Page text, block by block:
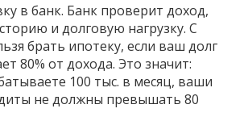
в банк. Банк проверит доход,
и долговую нагрузку. С
брать ипотеку, если ваш долг
80% от дохода. Это значит:
100 тыс. в месяц, ваши
не должны превышать 80